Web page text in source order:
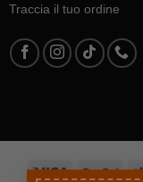
Traccia il tuo ordine